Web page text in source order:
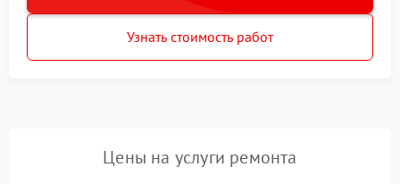
Узнать стоимость работ
Цены на услуги ремонта